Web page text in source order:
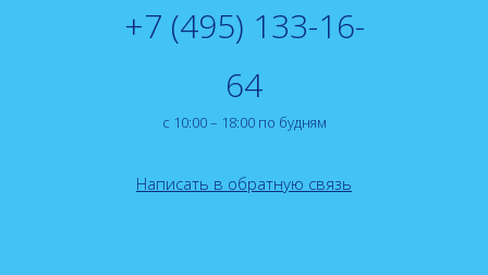
+7 (495) 133-16-
64
с 10:00 – 18:00 по будням
Написать в обратную связь